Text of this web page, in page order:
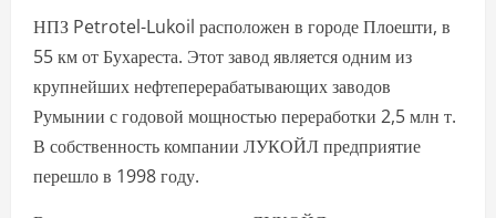
НПЗ Petrotel-Lukoil расположен в городе Плоешти, в
55 км от Бухареста. Этот завод является одним из
крупнейших нефтеперерабатывающих заводов
Румынии с годовой мощностью переработки 2,5 млн т.
В собственность компании ЛУКОЙЛ предприятие
перешло в 1998 году.